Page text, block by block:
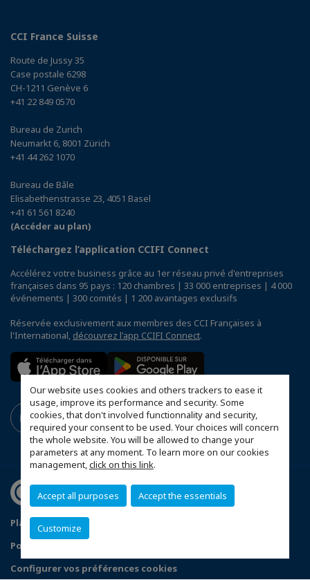
Our website uses cookies and others trackers to ease it
usage, improve its performance and security. Some
cookies, that don't involved functionnality and security,
required your consent to be used. Your choices will concern
the whole website. You will be allowed to change your
parameters at any moment. To learn more on our cookies
management,click on this link.
Accept all purposes Accept the essentials
Customize
CCI France Suisse
Route de Jussy 35
Case postale 6298
CH-1211 Genève 6
+41 22 849 0570
Bureau de Zurich
Neumarkt 6, 8001 Zürich
+41 44 262 1070
Bureau de Bâle
Elisabethenstrasse 23, 4051 Basel
+41 61 561 8240
(Accéder au plan)
Téléchargez l’application CCIFI Connect
Accélérez votre business grâce au 1er réseau privé d'entreprises
françaises dans 95 pays : 120 chambres | 33 000 entreprises | 4 000
événements | 300 comités | 1 200 avantages exclusifs
Réservée exclusivement aux membres des CCI Françaises à
l'International, découvrez l'app CCIFI Connect.
Plan d'accès Genève
Politique de confidentialité
Configurer vos préférences cookies